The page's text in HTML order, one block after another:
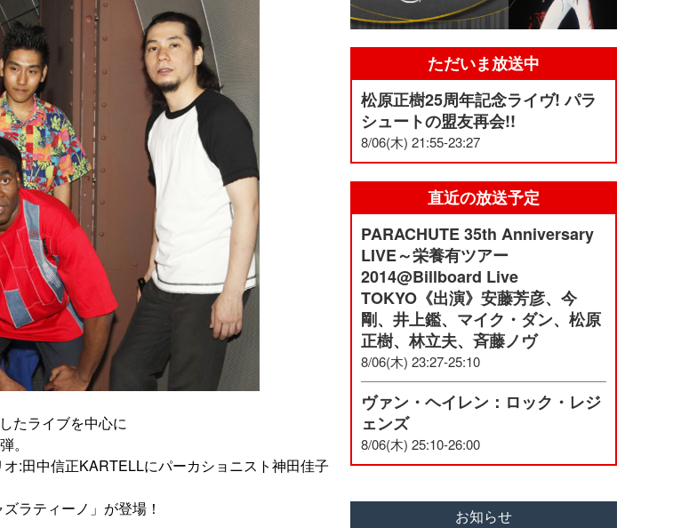
たライブを中心に
。
:田中信正KARTELLにパーカショニスト神田佳子
ラティーノ」が登場！
ただいま放送中
松原正樹25周年記念ライヴ! パラ
シュートの盟友再会!!
8/06(木) 21:55-23:27
直近の放送予定
PARACHUTE 35th Anniversary
LIVE～栄養有ツアー
2014@Billboard Live
TOKYO《出演》安藤芳彦、今
剛、井上鑑、マイク・ダン、松原
正樹、林立夫、斉藤ノヴ
8/06(木) 23:27-25:10
ヴァン・ヘイレン：ロック・レジ
ェンズ
8/06(木) 25:10-26:00
お知らせ